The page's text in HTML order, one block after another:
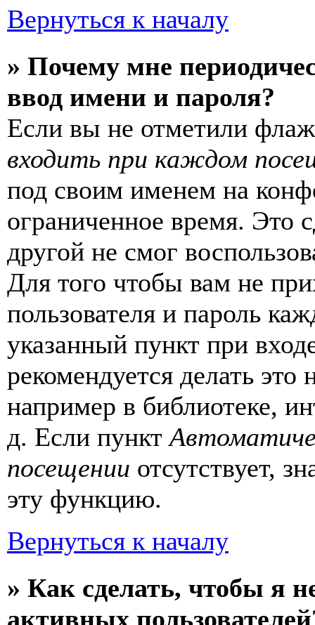
Вернуться к началу
» Почему мне
ввод имени и пароля?
Если вы не отметили
входить при каждом
под своим именем на
ограниченное время. Это
другой не смог
Для того чтобы вам не
пользователя и пароль
указанный пункт при
рекомендуется делать
например в библиотеке,
д. Если пункт
посещении отсутствует,
эту функцию.
Вернуться к началу
» Как сделать, чтобы я
активных